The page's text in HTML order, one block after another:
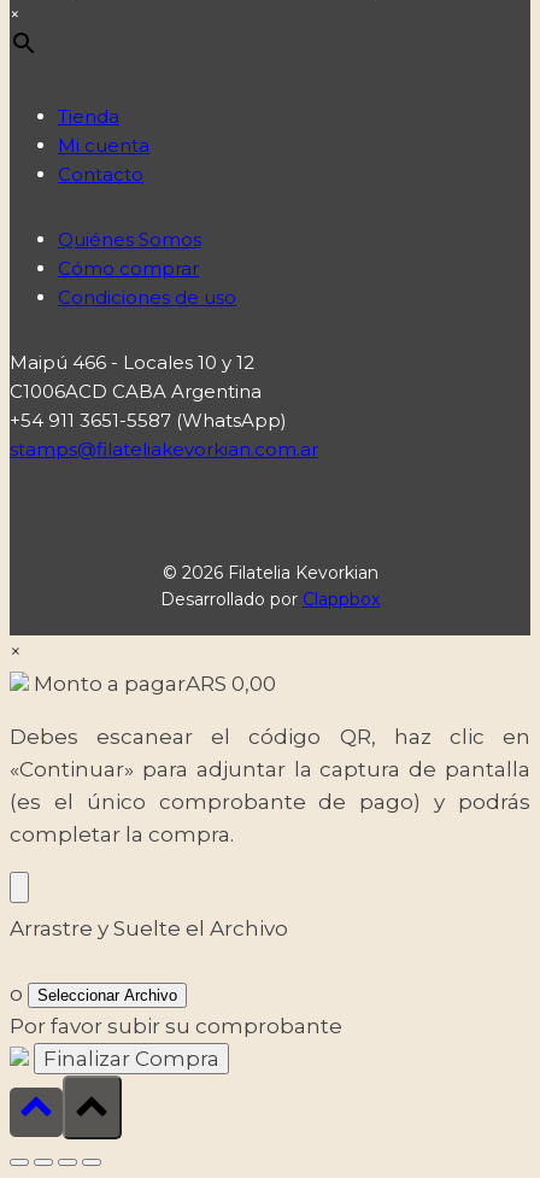
×
Tienda
Mi cuenta
Contacto
Quiénes Somos
Cómo comprar
Condiciones de uso
Maipú 466 - Locales 10 y 12
C1006ACD CABA Argentina
+54 911 3651-5587 (WhatsApp)
stamps@filateliakevorkian.com.ar
© 2026 Filatelia Kevorkian
Desarrollado por Clappbox
×
Monto a pagarARS 0,00
Debes escanear el código QR, haz clic en
«Continuar» para adjuntar la captura de pantalla
(es el único comprobante de pago) y podrás
completar la compra.
Arrastre y Suelte el Archivo
o Seleccionar Archivo
Por favor subir su comprobante